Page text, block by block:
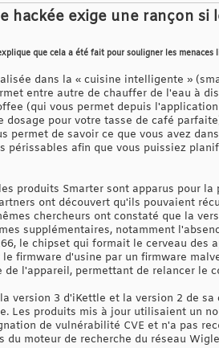
hackée exige une rançon
que cela a été fait pour souligner les menaces
dans la « cuisine intelligente »
entre autre de chauffer de l'eau à
(qui vous permet depuis
dosage pour votre tasse de café
permet de savoir ce que vous avez
périssables afin que vous puissiez
produits Smarter sont apparus pour
ont découvert qu'ils pouvaient
chercheurs ont constaté que la
supplémentaires, notamment
le chipset qui formait le cerveau des
firmware d'usine par un firmware
l'appareil, permettant de relancer le
version 3 d'iKettle et la version 2 de
Les produits mis à jour utilisaient un
de vulnérabilité CVE et n'a pas
du moteur de recherche du réseau